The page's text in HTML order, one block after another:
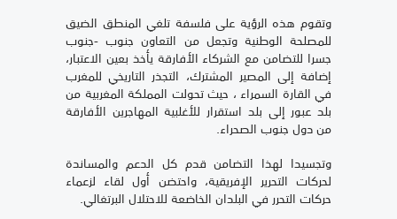
وتقوم هذه الرؤية على فلسفة تلغي المنطق الضيق
للمصلحة الوطنية وتجعل من التعاون جنوب -جنوب
جسرا للتضامن مع الشركاء الأفارقة يأخذ بعين الاعتبار،
إضافة إلى المصير المشترك، التجذر التاريخي للمغرب
في القارة السمراء ، حيث تحولت المملكة المغربية من
بلد عبور إلى بلد استقرار للأغلبية المهاجرين الأفارقة
من دول جنوب الصحراء.
وتجسيدا لهذا التضامن قدم كل الدعم والمساندة
لحركات التحرير الإفريقية، واحتضن أول لقاء لزعماء
حركات التحرر في البلدان الخاضعة للاحتلال البرتغالي.